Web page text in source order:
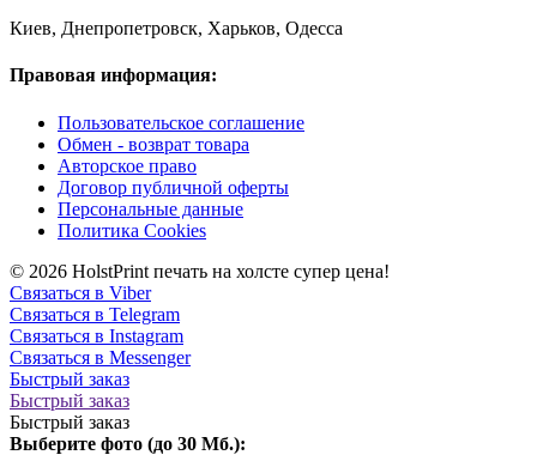
Киев, Днепропетровск, Харьков, Одесса
Правовая информация:
Пользовательское соглашение
Обмен - возврат товара
Авторское право
Договор публичной оферты
Персональные данные
Политика Cookies
© 2026 HolstPrint печать на холсте супер цена!
Связаться в Viber
Связаться в Telegram
Связаться в Instagram
Связаться в Messenger
Быстрый заказ
Быстрый заказ
Быстрый заказ
Выберите фото (до 30 Мб.):